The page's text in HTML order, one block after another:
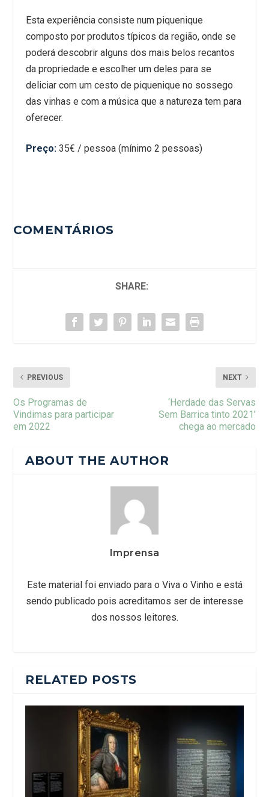
Esta experiência consiste num piquenique
composto por produtos típicos da região, onde se
poderá descobrir alguns dos mais belos recantos
da propriedade e escolher um deles para se
deliciar com um cesto de piquenique no sossego
das vinhas e com a música que a natureza tem para
oferecer.
Preço:35€ / pessoa (mínimo 2 pessoas)
COMENTÁRIOS
SHARE:
PREVIOUS
Os Programas de
Vindimas para participar
em 2022
NEXT
‘Herdade das Servas
Sem Barrica tinto 2021’
chega ao mercado
ABOUT THE AUTHOR
Imprensa
Este material foi enviado para o Viva o Vinho e está
sendo publicado pois acreditamos ser de interesse
dos nossos leitores.
RELATED POSTS